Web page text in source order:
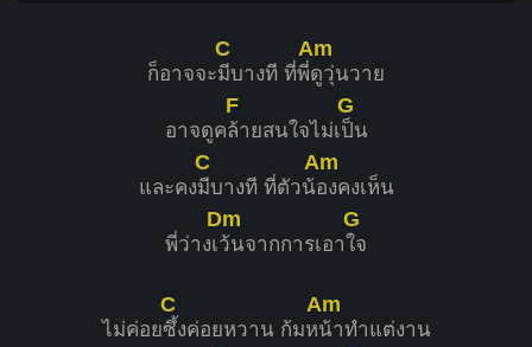
ก็อาจจะ
C
มีบางที ที่พี่
Am
ดูวุ่นวาย
อาจดูค
F
ล้ายสนใจไม่เ
G
ป็น
และคง
C
มีบางที ที่ตัวน้
Am
องคงเห็น
พี่ว่างเ
Dm
ว้นจากการเอา
G
ใจ
ไม่ค่อย
C
ซึ้งค่อยหวาน ก้มห
Am
น้าทำแต่งาน